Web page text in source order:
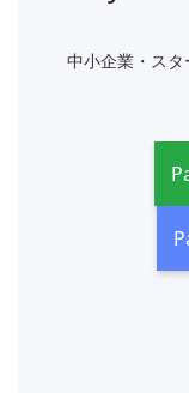
中小企業・ス